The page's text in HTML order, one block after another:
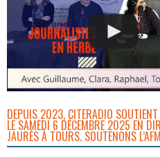
DEPUIS 2023, CITERADIO SOUTIENT
LE SAMEDI 6 DÉCEMBRE 2025 EN
JAURÈS À TOURS. SOUTENONS